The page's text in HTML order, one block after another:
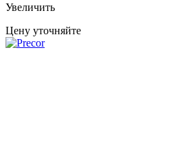
Увеличить
Цену уточняйте